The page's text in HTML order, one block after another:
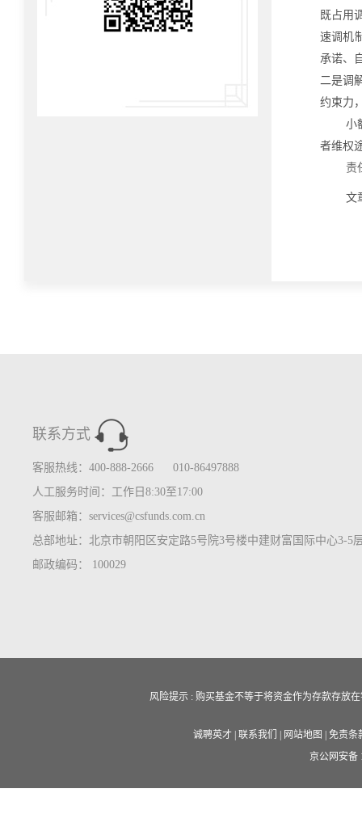
既占用
速调机
承诺、
二是调
约束力
小
者维权
责
文
联系方式
客服热线：400-888-2666 010-86497888
人工服务时间：工作日8:30至17:00
客服邮箱：services@csfunds.com.cn
总部地址：北京市朝阳区安定路5号院3号楼中建财富国际中心3-5
邮政编码： 100029
风险提示 : 购买基金不等于将资金作为存款存放
诚聘英才 联系我们 网站地图
免责条
京公网安备